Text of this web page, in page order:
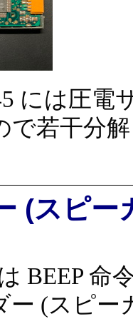
には圧
で若干分
(スピ
BEEP 命
ー (スピ